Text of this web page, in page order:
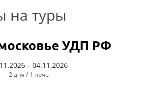
на туры
УДП РФ
– 04.11.2026
2 дня / 1 ночь